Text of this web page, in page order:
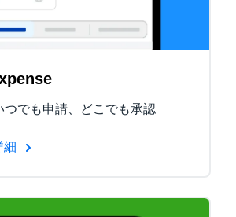
つでも申請、どこでも承認
細